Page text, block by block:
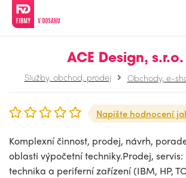
ACE Design, s.r.o.
Služby, obchod, prodej Obchody, e-
Napište hodnocení
Komplexní činnost, prodej, návrh,
oblasti výpočetní techniky.Prodej,
technika a periferní zařízení (IBM, HP,